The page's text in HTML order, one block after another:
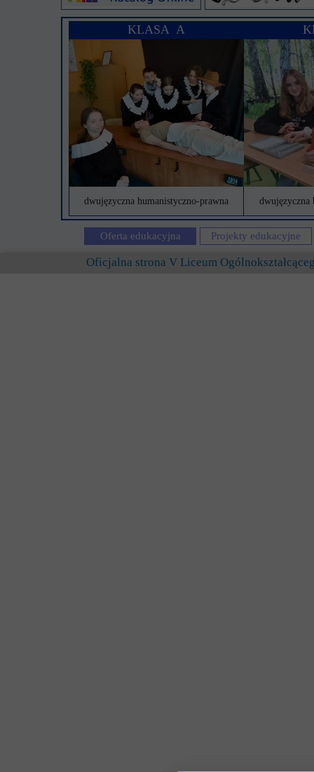
KLASA A
dwujęzyczna
dwujęzyczna humanistyczno-prawna
Projekty edukacyjne
Oferta edukacyjna
Oficjalna strona V Liceum